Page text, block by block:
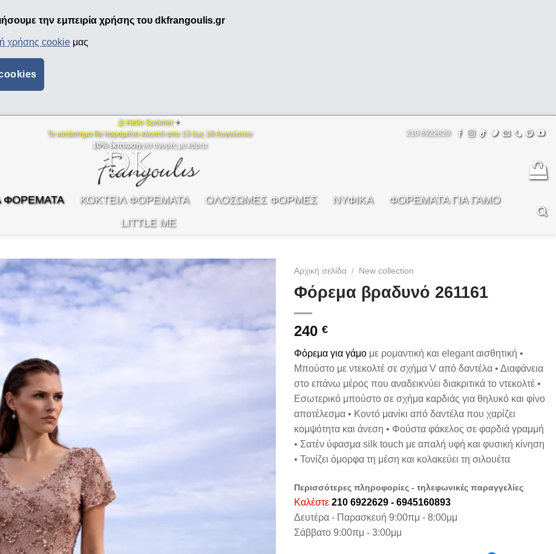
την εμπειρία χρήσης του dkfrangoulis.gr
χρήσης cookie μας
⛱ Hello Summer ☀️
Το κατάστημα θα παραμείνει κλειστό απο 13 έως 18 Αυγούστου
10% έκπτωσηγια αγορές με κάρτα
210 6922629
ΦΟΡΕΜΑΤΑ ΚΟΚΤΕΙΛ ΦΟΡΕΜΑΤΑ ΟΛΟΣΩΜΕΣ ΦΟΡΜΕΣ ΝΥΦΙΚΑ
ΦOΡΕΜΑΤΑ ΓΙΑ ΓΑΜΟ
LITTLE ME
Αρχική σελίδα / New collection
Φόρεμα βραδυνό 261161
240 €
Φόρεμα για γάμο με ρομαντική και elegant αισθητική •
Μπούστο με ντεκολτέ σε σχήμα V από δαντέλα • Διαφάνεια
στο επάνω μέρος που αναδεικνύει διακριτικά το ντεκολτέ •
Εσωτερικό μπούστο σε σχήμα καρδιάς για θηλυκό και φίνο
αποτέλεσμα • Κοντό μανίκι από δαντέλα που χαρίζει
κομψότητα και άνεση • Φούστα φάκελος σε φαρδιά γραμμή
• Σατέν ύφασμα silk touch με απαλή υφή και φυσική κίνηση
• Τονίζει όμορφα τη μέση και κολακεύει τη σιλουέτα
Περισσότερες πληροφορίες - τηλεφωνικές παραγγελίες
Καλέστε 210 6922629 - 6945160893
Δευτέρα - Παρασκευή 9:00πμ - 8:00μμ
Σάββατο 9:00πμ - 3:00μμ